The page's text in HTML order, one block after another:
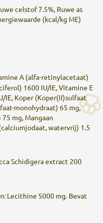
celstof 7.5%, Ruwe as
(kcal/kg ME)
A (alfa-retinylacetaat)
1600 IU/IE, Vitamine E
IE, Koper (Koper(II)sulfaat
monohydraat) 65 mg,
mg, Mangaan
watervrij) 1.5
Schidigera extract 200
Lecithine 5000 mg. Bevat